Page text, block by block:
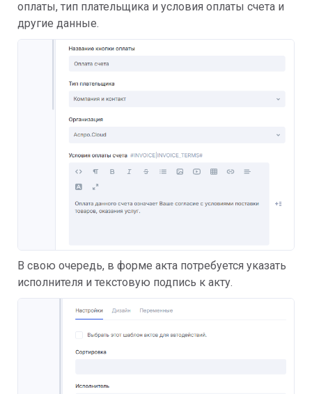
оплаты, тип плательщика и условия оплаты счета и
другие данные.
В свою очередь, в форме акта потребуется указать
исполнителя и текстовую подпись к акту.